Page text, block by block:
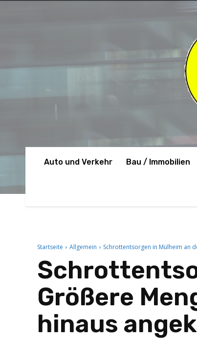
Auto und Verkehr Bau / Immobilien
Startseite Allgemein Schrottentsorgen in Mülheim an
Größere
hinaus